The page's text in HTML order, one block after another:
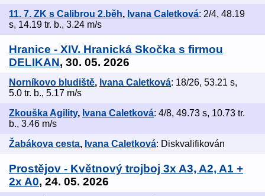
11. 7. ZK s Calibrou 2.běh, Ivana Caletková: 2/4, 48.19
s, 14.19 tr. b., 3.24 m/s
Hranice - XIV. Hranická Skočka s firmou
DELIKAN, 30. 05. 2026
Norníkovo bludiště, Ivana Caletková: 18/26, 53.21 s,
5.0 tr. b., 5.17 m/s
Zkouška Agility, Ivana Caletková: 4/8, 49.73 s, 10.73 tr.
b., 3.46 m/s
Žabákova cesta, Ivana Caletková: Diskvalifikován
Prostějov - Květnový trojboj 3x A3, A2, A1 +
2x A0, 24. 05. 2026